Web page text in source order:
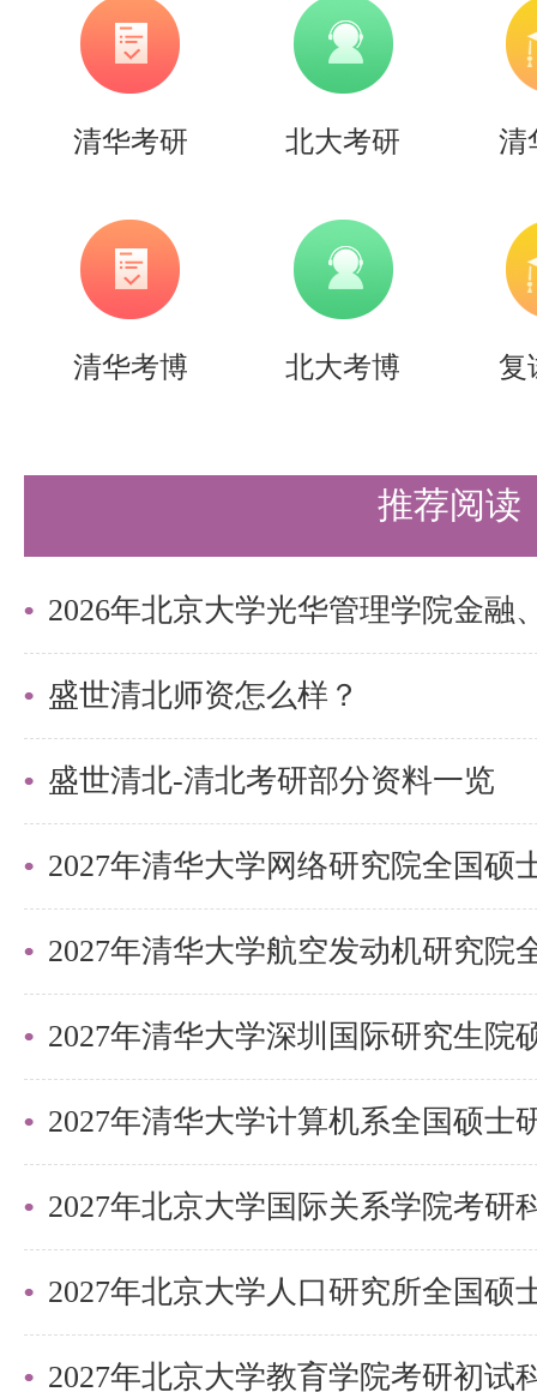
原理的考查重点依然是马克思主
认识论、辩证法等；中国化的考
设的思想也多次出现。重者恒重
真题分析，把握考试重点和要点
提高复习效率。即便考试形式有
北大马克思主义中国化研究专业
干扰，全身心投入学习。根据考
拟考试方式，强化考试技巧，查
前期整理的笔记逐章记忆。遇到
背诵，并学会系统整合知识点，
忆。以课本为基础，根据真题删
究真题，将知识点来回复习、记
记忆盲区，确保考前至少再记忆
点进行复习，不仅要横向记忆具
体知识，真正掌握所学内容，而
最后总结
坚定信心，掌握科学的复习技巧
会划分重点，系统整合知识，并
清华考研 北大考研 清
清华考博 北大考博 复
推荐阅读
盛世清北师资怎么样？
盛世清北-清北考研部分资料一览
2027年清华大学深圳国际研究生院
2027年北京大学国际关系学院考研
2027年北京大学教育学院考研初试